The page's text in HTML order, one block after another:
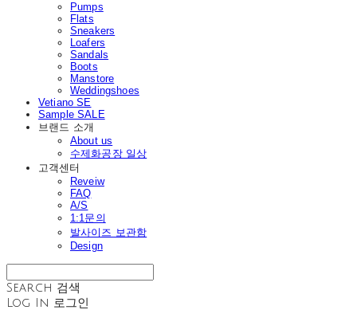
Pumps
Flats
Sneakers
Loafers
Sandals
Boots
Manstore
Weddingshoes
Vetiano SE
Sample SALE
브랜드 소개
About us
수제화공장 일상
고객센터
Reveiw
FAQ
A/S
1:1문의
발사이즈 보관함
Design
Search 검색
Log In 로그인